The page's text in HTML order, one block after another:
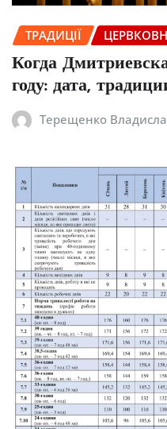
ТРАДИЦІЇ
Когда
году: дата,
Терещенко